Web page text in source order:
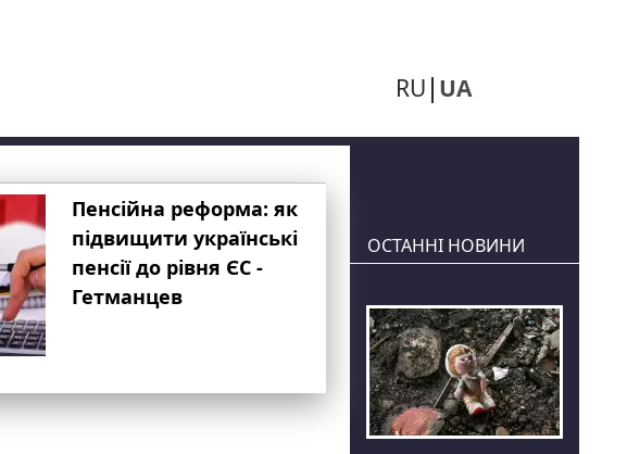
RU UA
Пенсійна реформа: як
підвищити українські
пенсії до рівня ЄС -
Гетманцев
ОСТАННІ НОВИНИ